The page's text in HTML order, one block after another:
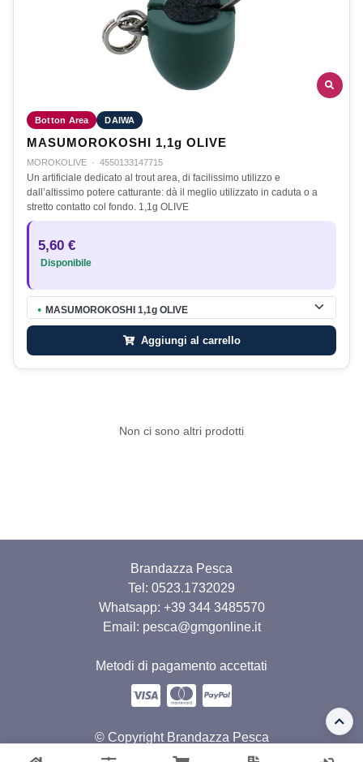
Botton Area DAIWA
MASUMOROKOSHI 1,1g OLIVE
MOROKOLIVE · 4550133147715
Un artificiale dedicato al trout area, di facilissimo utilizzo e
dall’altissimo potere catturante: dà il meglio utilizzato in caduta o a
stretto contatto col fondo. 1,1g OLIVE
5,60 €
Disponibile
● MASUMOROKOSHI 1,1g OLIVE
Aggiungi al carrello
Non ci sono altri prodotti
Brandazza Pesca
Tel: 0523.1732029
Whatsapp: +39 344 3485570
Email: pesca@gmgonline.it
Metodi di pagamento accettati
© Copyright Brandazza Pesca